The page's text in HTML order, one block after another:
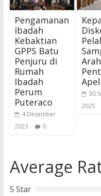
Pengamanan
Ibadah
Kebaktian
GPPS Batu
Penjuru di
Rumah
Ibadah
Perum
Puteraco
4 Desember
2023
0
Apel
30
2025
Average
5 Star